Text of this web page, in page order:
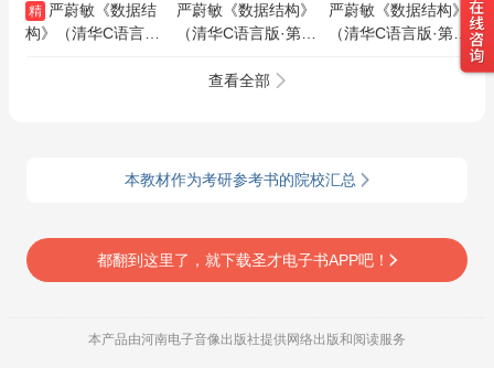
精 严蔚敏《数据结
构》（清华C语言版·
严蔚敏《数据结构》
（清华C语言版·第2
真题AI讲解
严蔚敏《数据结构》
（清华C语言版·第2
查看全部
本教材作为考研参考书的院校汇总
都翻到这里了，就下载圣才电子书APP吧！
本产品由河南电子音像出版社提供网络出版和阅读服务